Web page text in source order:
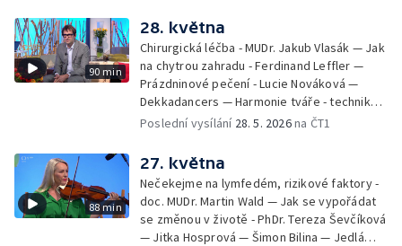
90 min
28. května
Chirurgická léčba - MUDr. Jakub Vlasák — Jak
na chytrou zahradu - Ferdinand Leffler —
Prázdninové pečení - Lucie Nováková —
Dekkadancers — Harmonie tváře - techniky
přírodního omlazení - Martina Kavecká —
Petr Bednařík — Počasí s Michalem Žákem
Poslední vysílání 28. 5. 2026na ČT1
88 min
27. května
Nečekejme na lymfedém, rizikové faktory -
doc. MUDr. Martin Wald — Jak se vypořádat
se změnou v životě - PhDr. Tereza Ševčíková
— Jitka Hosprová — Šimon Bilina — Jedlá